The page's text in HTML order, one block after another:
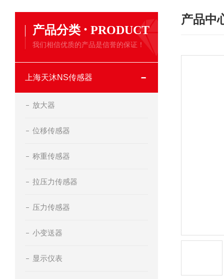
产品中
产品分类 · PRODUCT
我们相信优质的产品是信誉的保证！
上海天沐NS传感器
放大器
位移传感器
称重传感器
拉压力传感器
压力传感器
小变送器
显示仪表